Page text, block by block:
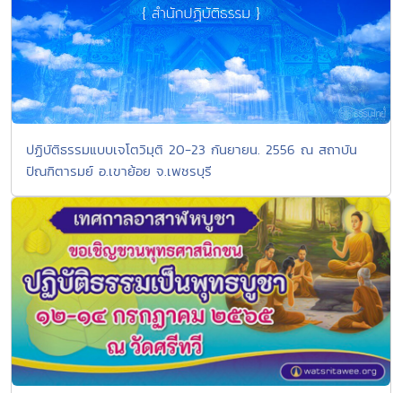
ปฏิบัติธรรมแบบเจโตวิมุติ 20-23 กันยายน. 2556 ณ สถาบัน
ปัณฑิตารมย์ อ.เขาย้อย จ.เพชรบุรี